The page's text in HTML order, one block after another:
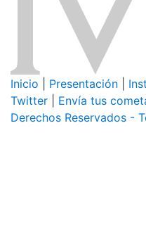
Inicio Presentación
Twitter
Envía tus
Derechos Reservados -